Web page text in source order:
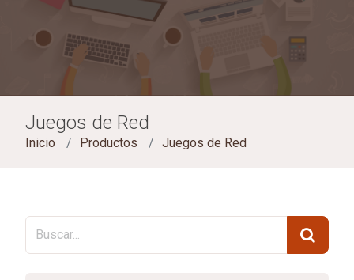
Juegos de Red
Inicio Productos Juegos de Red